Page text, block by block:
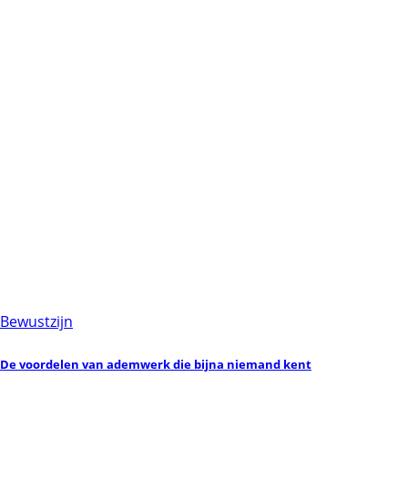
Bewustzijn
De voordelen van ademwerk die bijna niemand kent